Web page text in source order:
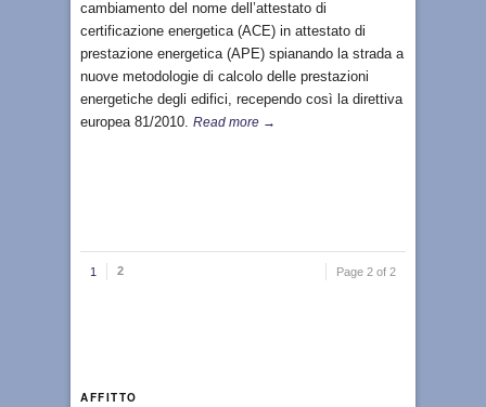
cambiamento del nome dell’attestato di
certificazione energetica (ACE) in attestato di
prestazione energetica (APE) spianando la strada a
nuove metodologie di calcolo delle prestazioni
energetiche degli edifici, recependo così la direttiva
europea 81/2010. Read more →
Page 2 of 2
1 2
AFFITTO